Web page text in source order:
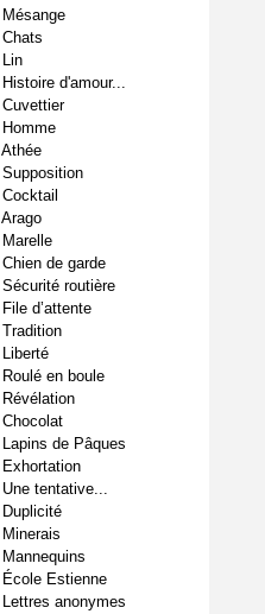
Mésange
Chats
Lin
Histoire d'amour...
Cuvettier
Homme
Athée
Supposition
Cocktail
Arago
Marelle
Chien de garde
Sécurité routière
File d’attente
Tradition
Liberté
Roulé en boule
Révélation
Chocolat
Lapins de Pâques
Exhortation
Une tentative...
Duplicité
Minerais
Mannequins
École Estienne
Lettres anonymes